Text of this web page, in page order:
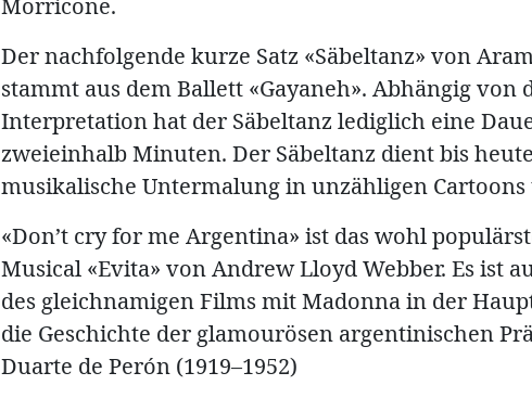
Der nachfolgende kurze Satz «Säbeltanz» von
stammt aus dem Ballett «Gayaneh». Abhängig von
Interpretation hat der Säbeltanz lediglich eine
zweieinhalb Minuten. Der Säbeltanz dient bis
musikalische Untermalung in unzähligen
«Don’t cry for me Argentina» ist das wohl
Musical «Evita» von Andrew Lloyd Webber. Es ist
des gleichnamigen Films mit Madonna in der
die Geschichte der glamourösen argentinischen
Duarte de Perón (1919–1952)